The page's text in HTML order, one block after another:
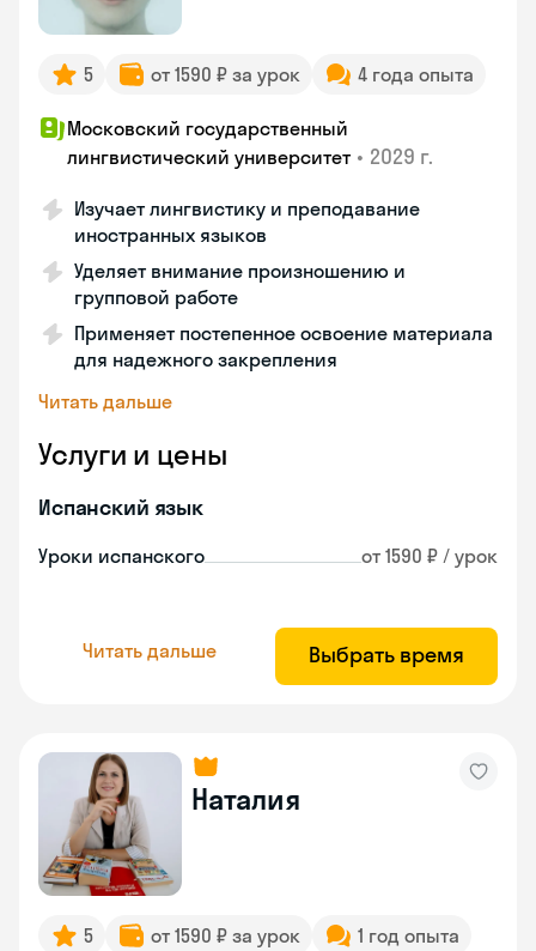
5 от 1590 ₽ за урок 4 года опыта
Московский государственный
лингвистический университет • 2029 г.
Изучает лингвистику и преподавание
иностранных языков
Уделяет внимание произношению и
групповой работе
Применяет постепенное освоение материала
для надежного закрепления
Читать дальше
Услуги и цены
Испанский язык
Уроки испанского от 1590 ₽ / урок
Читать дальше Выбрать время
Наталия
5 от 1590 ₽ за урок
1 год опыта